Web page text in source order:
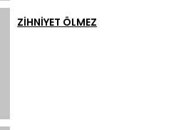
ZİHNİYET ÖLMEZ